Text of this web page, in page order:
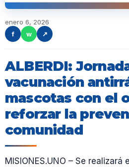
enero 6, 2026
f
w ↗
ALBERDI:
vacunación
mascotas con el
reforzar la
comunidad
MISIONES.UNO – Se realizará